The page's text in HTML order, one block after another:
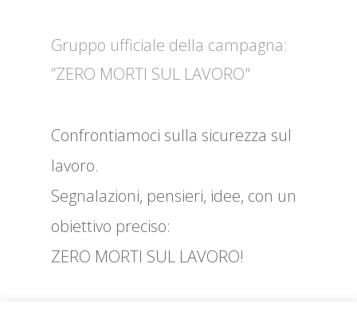
Gruppo ufficiale della campagna:
”ZERO MORTI SUL LAVORO"
Confrontiamoci sulla sicurezza sul
lavoro.
Segnalazioni, pensieri, idee, con un
obiettivo preciso:
ZERO MORTI SUL LAVORO!